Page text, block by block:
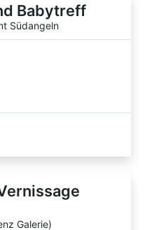
Babytreff
Südangeln
Galerie)